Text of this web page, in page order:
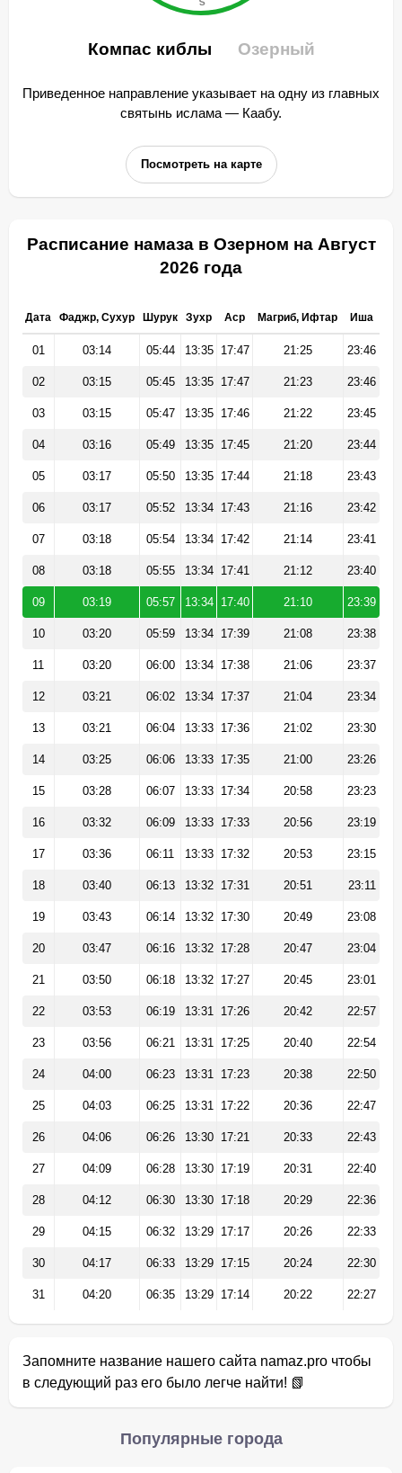
Компас киблы Озерный
Приведенное направление указывает на одну из главных
святынь ислама — Каабу.
Посмотреть на карте
Расписание намаза в Озерном на Август
2026 года
Дата Фаджр, Сухур Шурук Зухр Аср Магриб, Ифтар Иша
01 03:14 05:44 13:35 17:47 21:25 23:46
02 03:15 05:45 13:35 17:47 21:23 23:46
03 03:15 05:47 13:35 17:46 21:22 23:45
04 03:16 05:49 13:35 17:45 21:20 23:44
05 03:17 05:50 13:35 17:44 21:18 23:43
06 03:17 05:52 13:34 17:43 21:16 23:42
07 03:18 05:54 13:34 17:42 21:14 23:41
08 03:18 05:55 13:34 17:41 21:12 23:40
09 03:19 05:57 13:34 17:40 21:10 23:39
10 03:20 05:59 13:34 17:39 21:08 23:38
11 03:20 06:00 13:34 17:38 21:06 23:37
12 03:21 06:02 13:34 17:37 21:04 23:34
13 03:21 06:04 13:33 17:36 21:02 23:30
14 03:25 06:06 13:33 17:35 21:00 23:26
15 03:28 06:07 13:33 17:34 20:58 23:23
16 03:32 06:09 13:33 17:33 20:56 23:19
17 03:36 06:11 13:33 17:32 20:53 23:15
18 03:40 06:13 13:32 17:31 20:51 23:11
19 03:43 06:14 13:32 17:30 20:49 23:08
20 03:47 06:16 13:32 17:28 20:47 23:04
21 03:50 06:18 13:32 17:27 20:45 23:01
22 03:53 06:19 13:31 17:26 20:42 22:57
23 03:56 06:21 13:31 17:25 20:40 22:54
24 04:00 06:23 13:31 17:23 20:38 22:50
25 04:03 06:25 13:31 17:22 20:36 22:47
26 04:06 06:26 13:30 17:21 20:33 22:43
27 04:09 06:28 13:30 17:19 20:31 22:40
28 04:12 06:30 13:30 17:18 20:29 22:36
29 04:15 06:32 13:29 17:17 20:26 22:33
30 04:17 06:33 13:29 17:15 20:24 22:30
31 04:20 06:35 13:29 17:14 20:22 22:27
Запомните название нашего сайта namaz.pro чтобы
в следующий раз его было легче найти! 📗
Популярные города